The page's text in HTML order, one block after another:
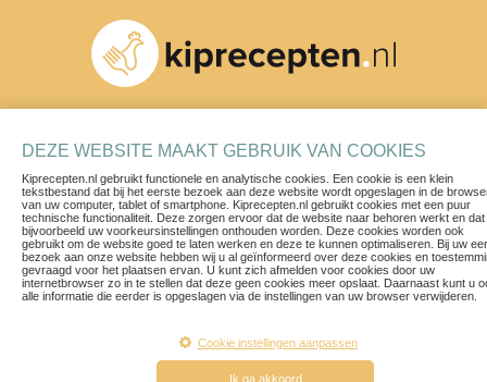
Recepten
Blogs & Vlogs
Contact
Privacy Policy
DEZE WEBSITE MAAKT GEBRUIK VAN COOKIES
Kiprecepten.nl gebruikt functionele en analytische cookies. Een cookie is een klein
tekstbestand dat bij het eerste bezoek aan deze website wordt opgeslagen in de
van uw computer, tablet of smartphone. Kiprecepten.nl gebruikt cookies met een puur
technische functionaliteit. Deze zorgen ervoor dat de website naar behoren werkt en dat
bijvoorbeeld uw voorkeursinstellingen onthouden worden. Deze cookies worden ook
gebruikt om de website goed te laten werken en deze te kunnen optimaliseren. Bij uw
bezoek aan onze website hebben wij u al geïnformeerd over deze cookies en
gevraagd voor het plaatsen ervan. U kunt zich afmelden voor cookies door uw
internetbrowser zo in te stellen dat deze geen cookies meer opslaat. Daarnaast kunt u
alle informatie die eerder is opgeslagen via de instellingen van uw browser verwijderen.
Cookie instellingen aanpassen
Ik ga akkoord